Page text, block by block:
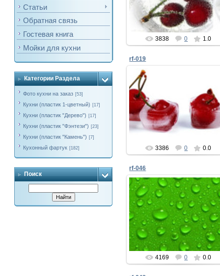
Статьи
Обратная связь
Гостевая книга
Мойки для кухни
Категории Раздела
Фото кухни на заказ [53]
Кухни (пластик 1-цветный) [17]
Кухни (пластик "Дерево") [17]
Кухни (пластик "Фэнтези") [23]
Кухни (пластик "Камень") [7]
Кухонный фартук [182]
Поиск
voronezh-mebel
3838 0 1.0
rf-019
Кухонный фартук
voronezh-mebel
3386 0 0.0
rf-046
09.03.2017
voronezh-mebel
4169 0 0.0